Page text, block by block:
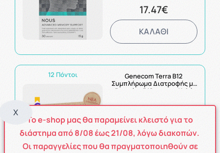
17.47€
ΚΑΛΑΘΙ
12 Πόντοι
Genecom Terra B12
Συμπλήρωμα Διατροφής με
Βιταμίνη Β12 για την Καλή
Συστήματος 30 μασώμενα
Η τιμή μας:
12.02€
X
Το e-shop μας θα παραμείνει κλειστό για το
διάστημα από8/08έως21/08, λόγω διακοπών.
Οι παραγγελίες που θα πραγματοποιηθούν σε